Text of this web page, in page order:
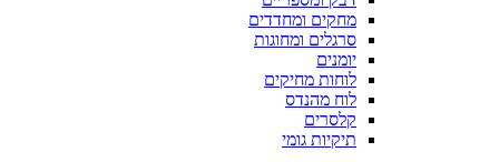
מחקים ומחדדים
סרגלים ומחוגות
יומנים
לוחות מחיקים
לוח מהנדס
קלסרים
תיקיות גומי